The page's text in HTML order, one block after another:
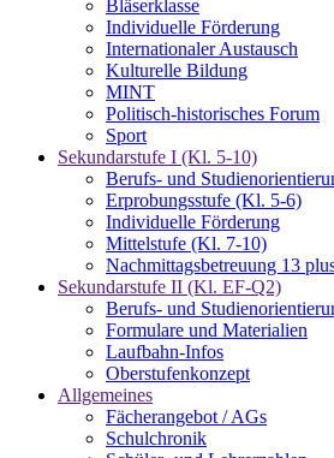
Bläserklasse
Individuelle Förderung
Internationaler Austausch
Kulturelle Bildung
MINT
Politisch-historisches Forum
Sport
Sekundarstufe I (Kl. 5-10)
Berufs- und
Erprobungsstufe (Kl. 5-6)
Individuelle Förderung
Mittelstufe (Kl. 7-10)
Nachmittagsbetreuung 13
Sekundarstufe II (Kl. EF-Q2)
Berufs- und
Formulare und Materialien
Laufbahn-Infos
Oberstufenkonzept
Allgemeines
Fächerangebot / AGs
Schulchronik